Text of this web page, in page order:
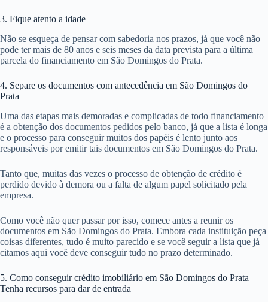
3. Fique atento a idade
Não se esqueça de pensar com sabedoria nos prazos, já que você não
pode ter mais de 80 anos e seis meses da data prevista para a última
parcela do financiamento em São Domingos do Prata.
4. Separe os documentos com antecedência em São Domingos do
Prata
Uma das etapas mais demoradas e complicadas de todo financiamento
é a obtenção dos documentos pedidos pelo banco, já que a lista é longa
e o processo para conseguir muitos dos papéis é lento junto aos
responsáveis por emitir tais documentos em São Domingos do Prata.
Tanto que, muitas das vezes o processo de obtenção de crédito é
perdido devido à demora ou a falta de algum papel solicitado pela
empresa.
Como você não quer passar por isso, comece antes a reunir os
documentos em São Domingos do Prata. Embora cada instituição peça
coisas diferentes, tudo é muito parecido e se você seguir a lista que já
citamos aqui você deve conseguir tudo no prazo determinado.
5. Como conseguir crédito imobiliário em São Domingos do Prata –
Tenha recursos para dar de entrada